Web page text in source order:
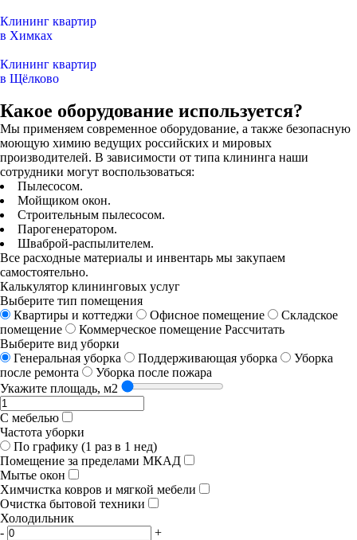
Клининг квартир
в Химках
Клининг квартир
в Щёлково
Какое оборудование используется?
Мы применяем современное оборудование, а также безопасную
моющую химию ведущих российских и мировых
производителей. В зависимости от типа клининга наши
сотрудники могут воспользоваться:
Пылесосом.
Мойщиком окон.
Строительным пылесосом.
Парогенератором.
Шваброй-распылителем.
Все расходные материалы и инвентарь мы закупаем
самостоятельно.
Калькулятор клининговых услуг
Выберите тип помещения
Квартиры и коттеджи
Офисное помещение
Складское
помещение
Коммерческое помещение Рассчитать
Выберите вид уборки
Генеральная уборка
Поддерживающая уборка
Уборка
после ремонта
Уборка после пожара
Укажите площадь, м2
С мебелью
Частота уборки
По графику (1 раз в 1 нед)
Помещение за пределами МКАД
Мытье окон
Химчистка ковров и мягкой мебели
Очистка бытовой техники
Холодильник
-
+